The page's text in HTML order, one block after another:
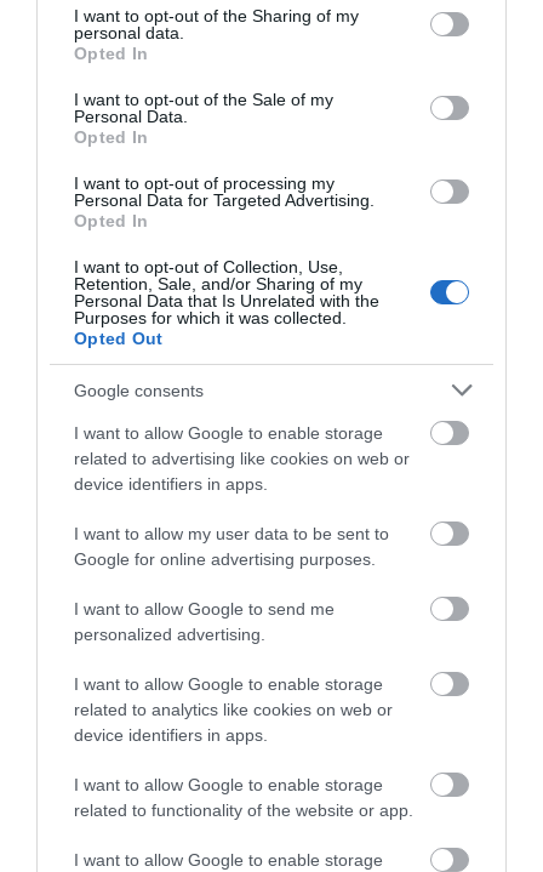
not limited to your visit or usage behaviour. You may click to
grant or deny consent to Google and its third-party tags to
use your data for below specified purposes in below Google
consent section.
I want to opt-out of the Sharing of my
personal data.
Opted In
I want to opt-out of the Sale of my
Personal Data.
Opted In
I want to opt-out of processing my
Personal Data for Targeted Advertising.
Opted In
I want to opt-out of Collection, Use,
Retention, Sale, and/or Sharing of my
Personal Data that Is Unrelated with the
Purposes for which it was collected.
Opted Out
Google consents
I want to allow Google to enable storage
related to advertising like cookies on web or
device identifiers in apps.
I want to allow my user data to be sent to
Google for online advertising purposes.
I want to allow Google to send me
personalized advertising.
I want to allow Google to enable storage
related to analytics like cookies on web or
device identifiers in apps.
I want to allow Google to enable storage
related to functionality of the website or app.
I want to allow Google to enable storage
ön plana çıkacaktır.
Milot Rashica /
Beşiktaş’ın göz ardı edilen puancılarından biri olan Rashica,
eleştirilere rağmenComuniooyuncuları için kıymetli bir isim.
Hücum bindirmeleri ve kaleyi sık yoklamasıyla puan katkısı
sağlıyor. Derbi galibiyetiyle moral bulan Beşiktaş’ta, zorlu
Alanyaspor deplasmanında Rashica’nın öne çıkmasını
bekliyorum. Yusuf Özdemir’in sol bekte görev alması
durumunda, defansif zaafiyetler Rashica’nın lehine olabilir.
Victor Osimhen / vs
Osimhen’i yazmak belki biraz klişe olabilir; zaten her hafta
skor katkısı veren bir yıldız. Ancak şampiyonluk maçında
takımın en büyük kozu olarak adını anmadan geçmek
istemedim. Bu sezonun en flaş ve en etkileyici
oyuncularından biri olan Osimhen, iç sahada taraftar
futbolcuyu belki sadece bir sezon izleyebilmek bile büyük
şanstı. Yine boş geçmeyecektir, yine maskesini çıkaracak ve